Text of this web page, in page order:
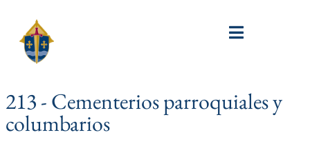
213 - Cementerios parroquiales y
columbarios